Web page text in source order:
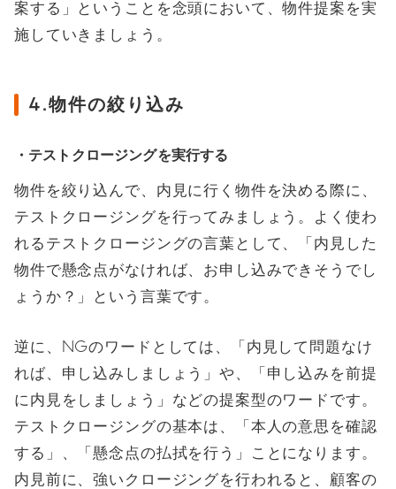
案する」ということを念頭において、物件提案を実
施していきましょう。
4.物件の絞り込み
・テストクロージングを実行する
物件を絞り込んで、内見に行く物件を決める際に、
テストクロージングを行ってみましょう。よく使わ
れるテストクロージングの言葉として、「内見した
物件で懸念点がなければ、お申し込みできそうでし
ょうか？」という言葉です。
逆に、NGのワードとしては、「内見して問題なけ
れば、申し込みしましょう」や、「申し込みを前提
に内見をしましょう」などの提案型のワードです。
テストクロージングの基本は、「本人の意思を確認
する」、「懸念点の払拭を行う」ことになります。
内見前に、強いクロージングを行われると、顧客の